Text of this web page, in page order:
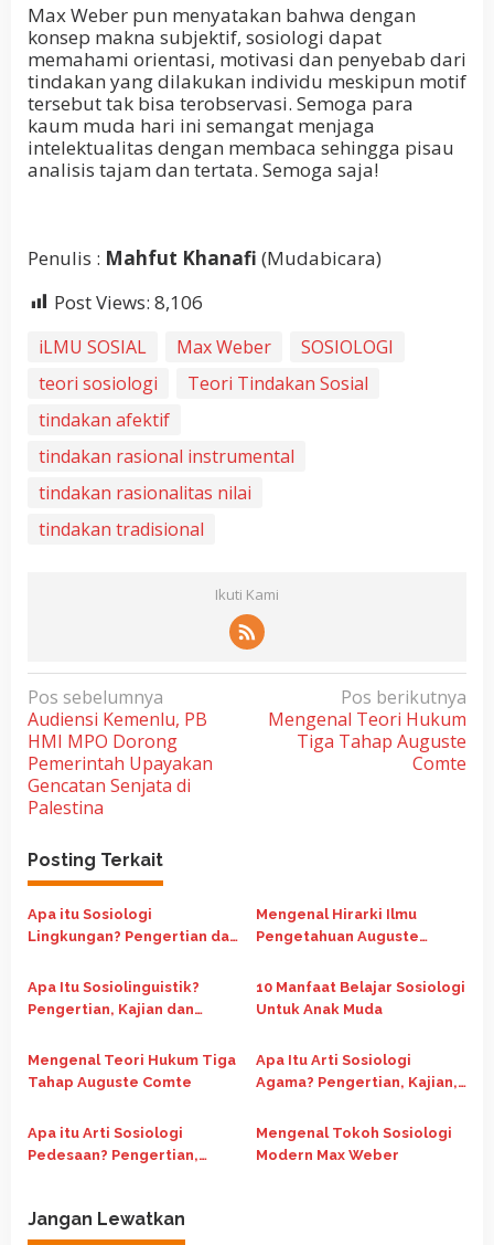
Max Weber pun menyatakan bahwa dengan
konsep makna subjektif, sosiologi dapat
memahami orientasi, motivasi dan penyebab dari
tindakan yang dilakukan individu meskipun motif
tersebut tak bisa terobservasi. Semoga para
kaum muda hari ini semangat menjaga
intelektualitas dengan membaca sehingga pisau
analisis tajam dan tertata. Semoga saja!
Penulis : Mahfut Khanafi (Mudabicara)
Post Views: 8,106
iLMU SOSIAL Max Weber
SOSIOLOGI
teori sosiologi
Teori Tindakan Sosial
tindakan afektif
tindakan rasional instrumental
tindakan rasionalitas nilai
tindakan tradisional
Ikuti Kami
N
a
v
i
g
a
s
i
p
o
s
Pos sebelumnya
Audiensi Kemenlu, PB
HMI MPO Dorong
Pemerintah Upayakan
Gencatan Senjata di
Palestina
Pos berikutnya
Mengenal Teori Hukum
Tiga Tahap Auguste
Comte
Posting Terkait
Apa itu Sosiologi
Lingkungan? Pengertian dan
Mengenal Hirarki Ilmu
Pengetahuan Auguste
Apa Itu Sosiolinguistik?
Pengertian, Kajian dan
10 Manfaat Belajar Sosiologi
Untuk Anak Muda
Mengenal Teori Hukum Tiga
Tahap Auguste Comte
Apa Itu Arti Sosiologi
Agama? Pengertian, Kajian,
Apa itu Arti Sosiologi
Pedesaan? Pengertian,
Mengenal Tokoh Sosiologi
Modern Max Weber
Jangan Lewatkan